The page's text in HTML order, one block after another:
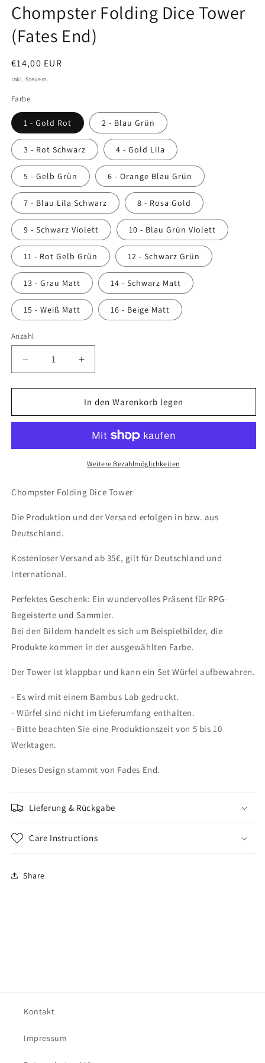
Chompster Folding Dice Tower
(Fates End)
Normaler
Preis
€14,00 EUR
Inkl. Steuern.
Farbe
1 - Gold Rot 2 - Blau Grün
3 - Rot Schwarz 4 - Gold Lila
5 - Gelb Grün 6 - Orange Blau Grün
7 - Blau Lila Schwarz 8 - Rosa Gold
9 - Schwarz Violett 10 - Blau Grün Violett
11 - Rot Gelb Grün 12 - Schwarz Grün
13 - Grau Matt 14 - Schwarz Matt
15 - Weiß Matt 16 - Beige Matt
Anzahl
Anzahl
Verringere
die
Menge
Chompster
Tower
Erhöhe
die
Menge
für
Chompster
Dice
Tower
(Fates
In den Warenkorb legen
Weitere Bezahlmöglichkeiten
Chompster Folding Dice Tower
Die Produktion und der Versand erfolgen in bzw. aus
Deutschland.
Kostenloser Versand ab 35€, gilt für Deutschland und
International.
Perfektes Geschenk: Ein wundervolles Präsent für RPG-
Begeisterte und Sammler.
Bei den Bildern handelt es sich um Beispielbilder, die
Produkte kommen in der ausgewählten Farbe.
Der Tower ist klappbar und kann ein Set Würfel aufbewahren.
- Es wird mit einem Bambus Lab gedruckt.
- Würfel sind nicht im Lieferumfang enthalten.
- Bitte beachten Sie eine Produktionszeit von 5 bis 10
Werktagen.
Dieses Design stammt von Fades End.
Lieferung & Rückgabe
Care Instructions
Share
Kontakt
Impressum